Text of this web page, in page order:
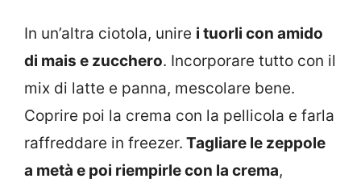
In un’altra ciotola, unire i tuorli con amido
di mais e zucchero. Incorporare tutto con il
mix di latte e panna, mescolare bene.
Coprire poi la crema con la pellicola e farla
raffreddare in freezer. Tagliare le zeppole
a metà e poi riempirle con la crema,